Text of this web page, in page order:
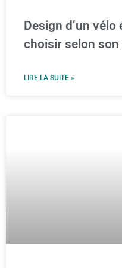
Design d’un
choisir selon son
LIRE LA SUITE »